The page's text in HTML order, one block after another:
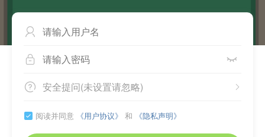

 
 
安全提问(未设置请忽略)
 阅读并同意 《用户协议》 和 《隐私声明》